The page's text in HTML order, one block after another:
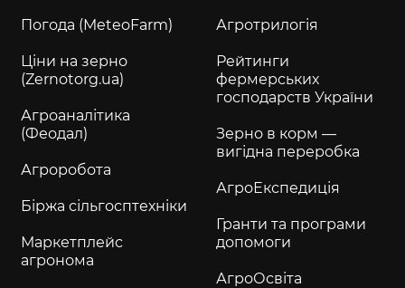
Погода (MeteoFarm)
Ціни на зерно
(Zernotorg.ua)
Агроаналітика
(Феодал)
Агроробота
Біржа сільгосптехніки
Маркетплейс
агронома
Агротрилогія
Рейтинги
фермерських
господарств України
Зерно в корм —
вигідна переробка
АгроЕкспедиція
Гранти та програми
допомоги
АгроОсвіта